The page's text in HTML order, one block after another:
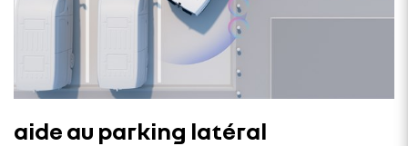
aide au parking latéral